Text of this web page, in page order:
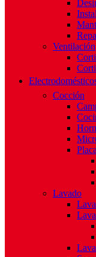
Ventilación
Cocción
Lavado